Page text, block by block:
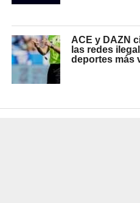
ACE y DAZN
las redes
deportes más